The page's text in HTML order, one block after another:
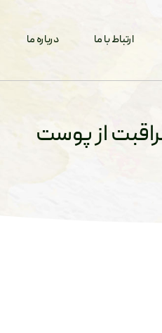
ارتباط با ما درباره ما
از پوست